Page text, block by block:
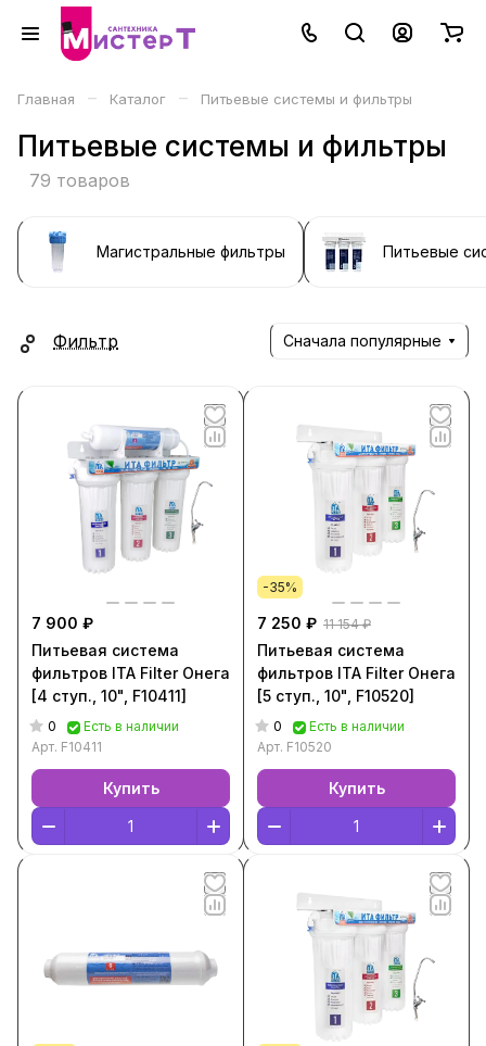
Главная – Каталог – Питьевые системы и фильтры
Питьевые системы и фильтры
79 товаров
Магистральные фильтры Питьевые
Фильтр Сначала популярные
7 900 ₽
Питьевая система
фильтров ITA Filter Онега
[4 ступ., 10", F10411]
0
Есть в наличии
Арт. F10411
Купить
-35%
7 250 ₽ 11 154 ₽
Питьевая система
фильтров ITA Filter Онега
[5 ступ., 10", F10520]
0
Есть в наличии
Арт. F10520
Купить